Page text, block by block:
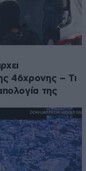
46χρονης – Τι
της